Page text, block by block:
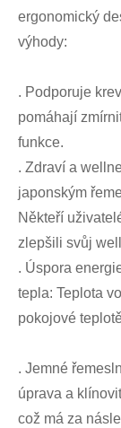
ergonomický
výhody:
. Podporuje
pomáhají
funkce.
. Zdraví a
japonským
Někteří
zlepšili svůj
. Úspora
tepla: Teplota
pokojové
. Jemné
úprava a
což má za